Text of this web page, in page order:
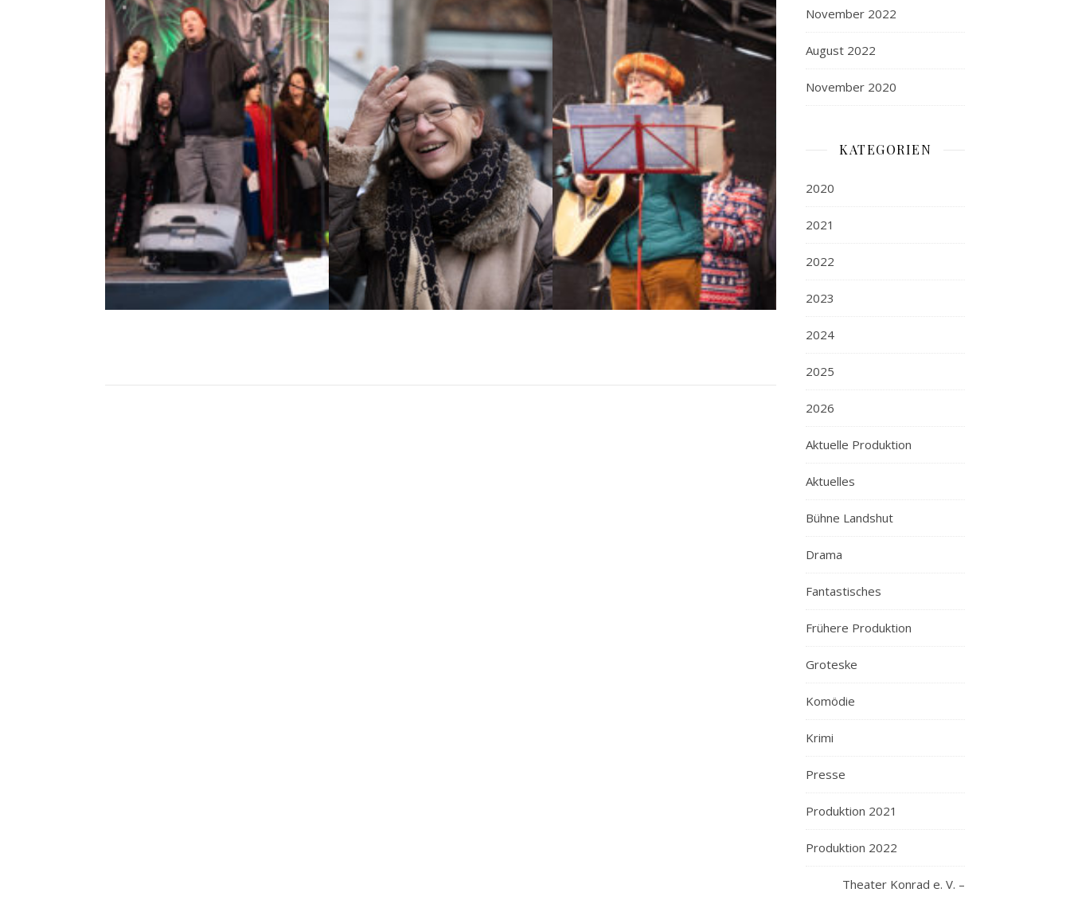
November 2022
August 2022
November 2020
KATEGORIEN
2020
2021
2022
2023
2024
2025
2026
Aktuelle Produktion
Aktuelles
Bühne Landshut
Drama
Fantastisches
Frühere Produktion
Groteske
Komödie
Krimi
Presse
Produktion 2021
Produktion 2022
Theater Konrad e. V. –